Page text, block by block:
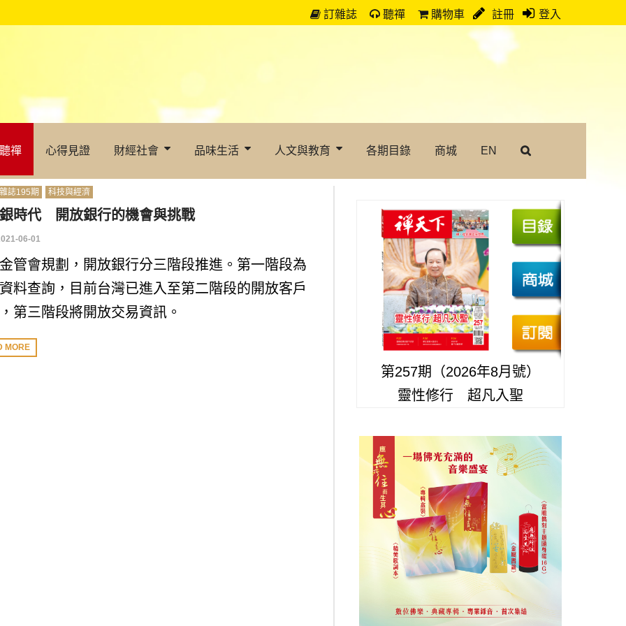
訂雜誌 聽禪 購物車 註冊 登入
聽禪 心得見證 財經社會 品味生活 人文與教育 各期目錄 商城 EN
誌195期 科技與經濟
時代 開放銀行的機會與挑戰
06-01
管會規劃，開放銀行分三階段推進。第一階段為
料查詢，目前台灣已進入至第二階段的開放客戶
第三階段將開放交易資訊。
MORE
第257期（2026年8月號）
靈性修行 超凡入聖